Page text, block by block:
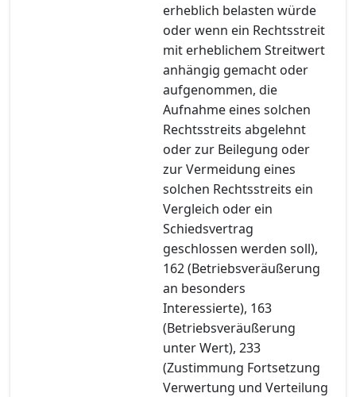
erheblich belasten würde
oder wenn ein Rechtsstreit
mit erheblichem Streitwert
anhängig gemacht oder
aufgenommen, die
Aufnahme eines solchen
Rechtsstreits abgelehnt
oder zur Beilegung oder
zur Vermeidung eines
solchen Rechtsstreits ein
Vergleich oder ein
Schiedsvertrag
geschlossen werden soll),
162 (Betriebsveräußerung
an besonders
Interessierte), 163
(Betriebsveräußerung
unter Wert), 233
(Zustimmung Fortsetzung
Verwertung und Verteilung